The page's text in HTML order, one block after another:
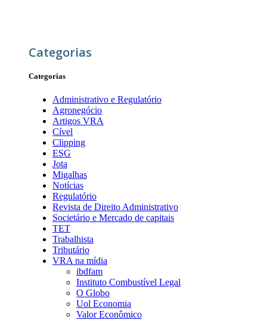
Categorias
Categorias
Administrativo e Regulatório
Agronegócio
Artigos VRA
Cível
Clipping
ESG
Jota
Migalhas
Notícias
Regulatório
Revista de Direito Administrativo
Societário e Mercado de capitais
TET
Trabalhista
Tributário
VRA na mídia
ibdfam
Instituto Combustível Legal
O Globo
Uol Economia
Valor Econômico